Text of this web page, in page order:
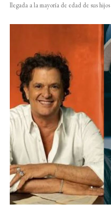
llegada a la mayoría de edad de sus